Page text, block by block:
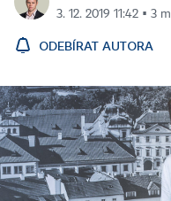
3. 12. 2019 11:42 ▪ 3
ODEBÍRAT AUTORA